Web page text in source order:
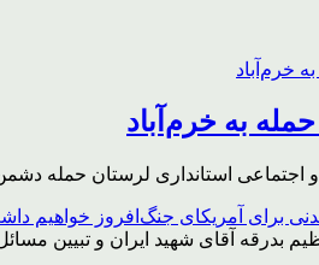
به خرم‌آباد
اجتماعی استانداری لرستان حمله
بدرقه آقای شهید ایران و تبیین